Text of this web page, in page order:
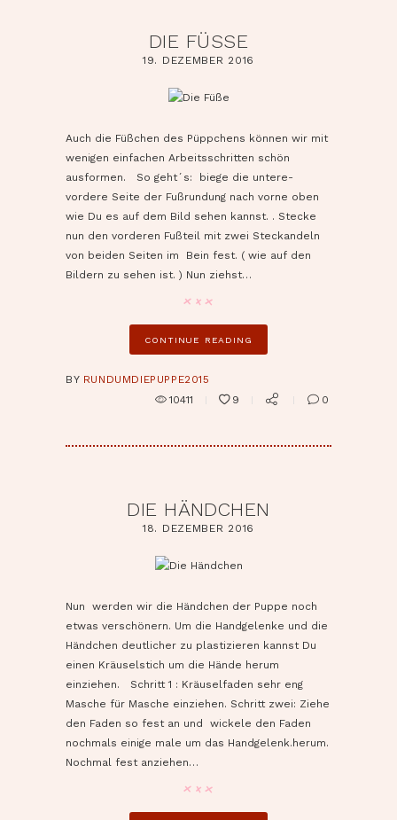
DIE FÜSSE
19. DEZEMBER 2016
pin it
Auch die Füßchen des Püppchens können wir mit
wenigen einfachen Arbeitsschritten schön
ausformen. So geht´s: biege die untere-
vordere Seite der Fußrundung nach vorne oben
wie Du es auf dem Bild sehen kannst. . Stecke
nun den vorderen Fußteil mit zwei Steckandeln
von beiden Seiten im Bein fest. ( wie auf den
Bildern zu sehen ist. ) Nun ziehst…
CONTINUE READING
BY RUNDUMDIEPUPPE2015
10411
9 0
DIE HÄNDCHEN
18. DEZEMBER 2016
Nun werden wir die Händchen der Puppe noch
etwas verschönern. Um die Handgelenke und die
Händchen deutlicher zu plastizieren kannst Du
einen Kräuselstich um die Hände herum
einziehen. Schritt 1 : Kräuselfaden sehr eng
Masche für Masche einziehen. Schritt zwei: Ziehe
den Faden so fest an und wickele den Faden
nochmals einige male um das Handgelenk.herum.
Nochmal fest anziehen…